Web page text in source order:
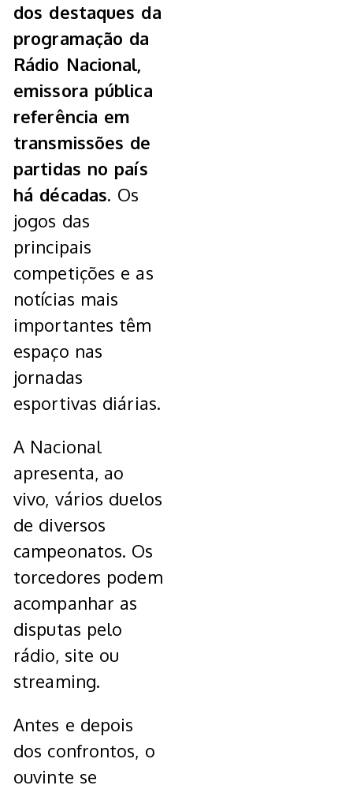
dos destaques da
programação da
Rádio Nacional,
emissora pública
referência em
transmissões de
partidas no país
há décadas. Os
jogos das
principais
competições e as
notícias mais
importantes têm
espaço nas
jornadas
esportivas diárias.
A Nacional
apresenta, ao
vivo, vários duelos
de diversos
campeonatos. Os
torcedores podem
acompanhar as
disputas pelo
rádio, site ou
streaming.
Antes e depois
dos confrontos, o
ouvinte se